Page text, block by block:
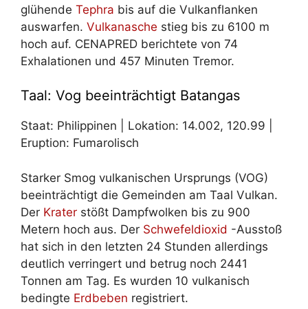
glühende Tephra bis auf die Vulkanflanken
auswarfen. Vulkanasche stieg bis zu 6100 m
hoch auf. CENAPRED berichtete von 74
Exhalationen und 457 Minuten Tremor.
Taal: Vog beeinträchtigt Batangas
Staat: Philippinen | Lokation: 14.002, 120.99 |
Eruption: Fumarolisch
Starker Smog vulkanischen Ursprungs (VOG)
beeinträchtigt die Gemeinden am Taal Vulkan.
Der Krater stößt Dampfwolken bis zu 900
Metern hoch aus. Der Schwefeldioxid -Ausstoß
hat sich in den letzten 24 Stunden allerdings
deutlich verringert und betrug noch 2441
Tonnen am Tag. Es wurden 10 vulkanisch
bedingte Erdbeben registriert.